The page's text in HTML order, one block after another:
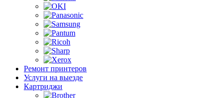
Ремонт принтеров
Услуги на выезде
Картриджи